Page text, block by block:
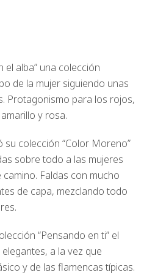
el alba” una colección
de la mujer siguiendo unas
Protagonismo para los rojos,
y rosa.
colección “Color Moreno”
sobre todo a las mujeres
Faldas con mucho
de capa, mezclando todo
“Pensando en ti” el
a la vez que
y de las flamencas típicas.